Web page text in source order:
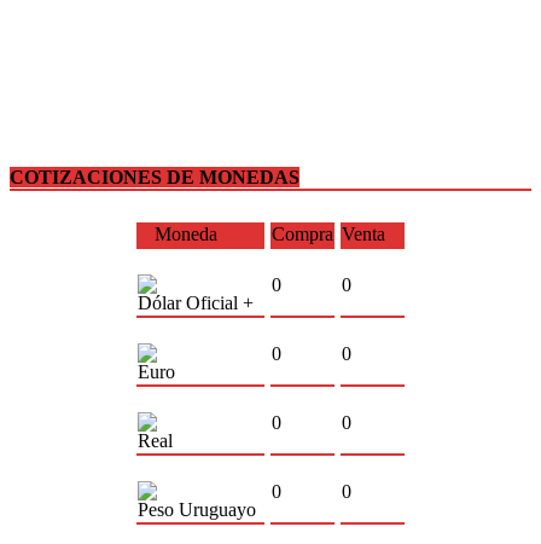
COTIZACIONES DE MONEDAS
Moneda Compra Venta
Dólar Oficial +
0 0
Euro
0 0
Real
0 0
Peso Uruguayo
0 0